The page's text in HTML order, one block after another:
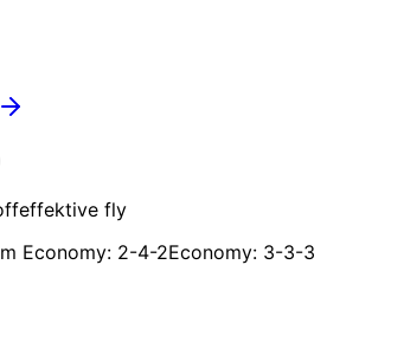
fly
Economy: 2-4-2Economy: 3-3-3